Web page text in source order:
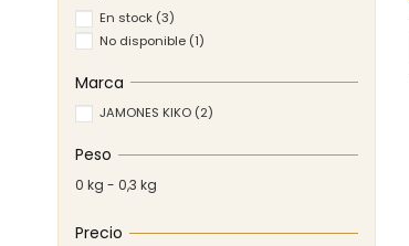
En stock (3)
No disponible (1)
Marca
JAMONES KIKO (2)
Peso
0 kg - 0,3 kg
Precio